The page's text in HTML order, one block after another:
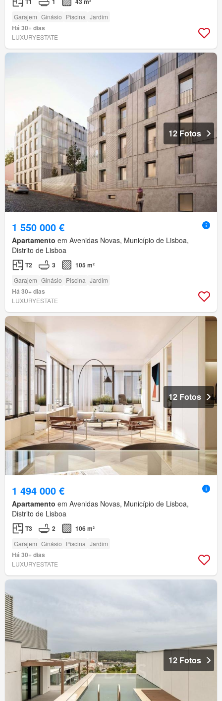
Garajem Ginásio Piscina Jardim
Há 30+ dias
LUXURYESTATE
12 Fotos
1 550 000 €
Apartamento em Avenidas Novas, Município de Lisboa,
Distrito de Lisboa
T2 3 105 m²
Garajem Ginásio Piscina Jardim
Há 30+ dias
LUXURYESTATE
12 Fotos
1 494 000 €
Apartamento em Avenidas Novas, Município de Lisboa,
Distrito de Lisboa
T3 2 106 m²
Garajem Ginásio Piscina Jardim
Há 30+ dias
LUXURYESTATE
12 Fotos